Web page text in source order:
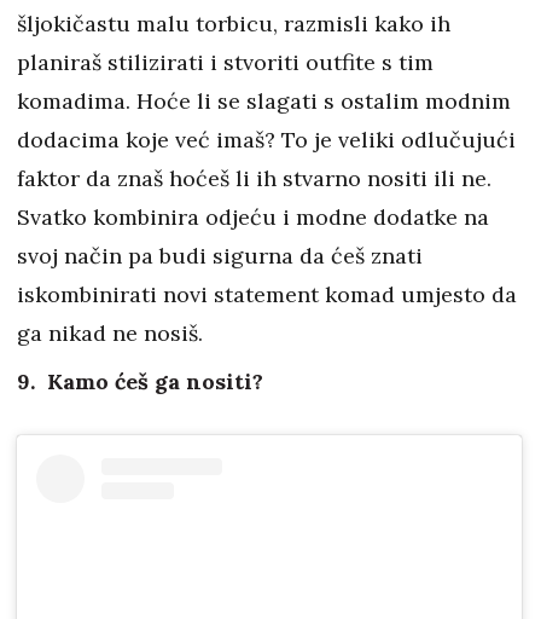
šljokičastu malu torbicu, razmisli kako ih
planiraš stilizirati i stvoriti outfite s tim
komadima. Hoće li se slagati s ostalim modnim
dodacima koje već imaš? To je veliki odlučujući
faktor da znaš hoćeš li ih stvarno nositi ili ne.
Svatko kombinira odjeću i modne dodatke na
svoj način pa budi sigurna da ćeš znati
iskombinirati novi statement komad umjesto da
ga nikad ne nosiš.
9. Kamo ćeš ga nositi?